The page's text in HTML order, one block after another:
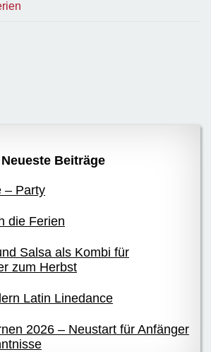
Neueste Beiträge
– Party
die Ferien
Salsa als Kombi für
zum Herbst
Latin Linedance
2026 – Neustart für Anfänger